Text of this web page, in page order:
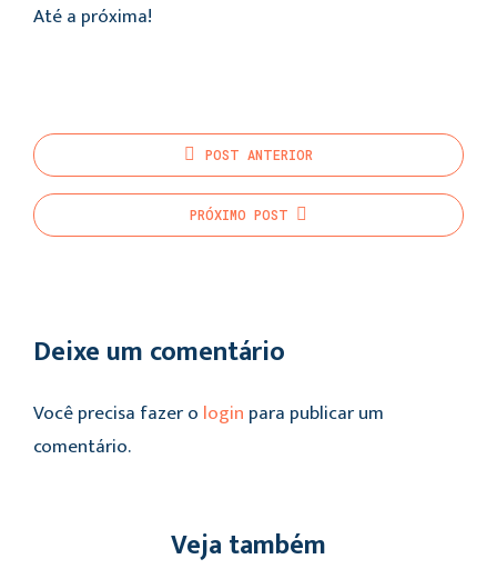
Até a próxima!
POST ANTERIOR
PRÓXIMO POST
Deixe um comentário
Você precisa fazer o login para publicar um
comentário.
Veja também